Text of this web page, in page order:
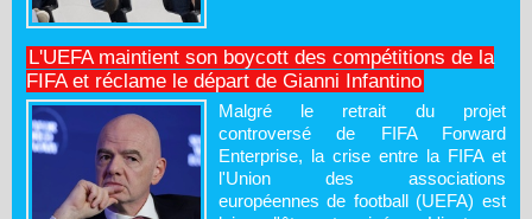
L'UEFA maintient son boycott des compétitions de la
FIFA et réclame le départ de Gianni Infantino
Malgré le retrait du projet
controversé de FIFA Forward
Enterprise, la crise entre la FIFA et
l'Union des associations
européennes de football (UEFA) est